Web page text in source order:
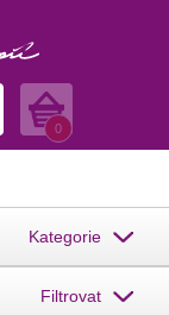
Košík
0
Kategorie
Filtrovat